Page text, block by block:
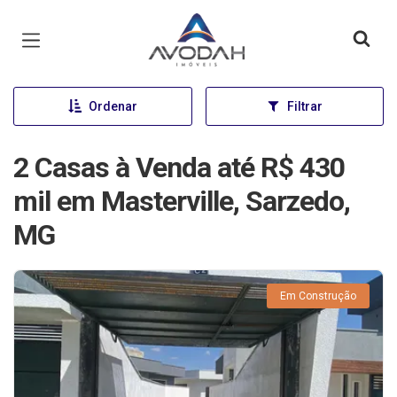
Página inicial
Ordenar Filtrar
2 Casas à Venda até R$ 430
mil em Masterville, Sarzedo,
MG
Em Construção